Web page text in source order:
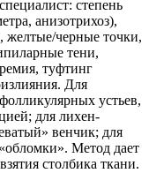
степень
анизотрихоз),
желтые/черные точки,
тени,
туфтинг
Для
устьев,
для лихен-
венчик; для
Метод дает
столбика ткани.